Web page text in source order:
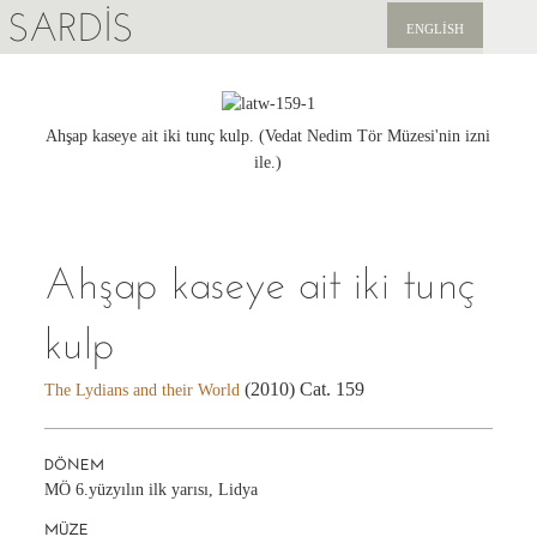
SARDIS ENGLISH
YAYINLAR
Ahşap kaseye ait iki tunç kulp. (Vedat Nedim Tör Müzesi'nin izni
ile.)
Ahşap kaseye ait iki tunç
kulp
The Lydians and their World (2010) Cat. 159
DÖNEM
MÖ 6.yüzyılın ilk yarısı, Lidya
MÜZE